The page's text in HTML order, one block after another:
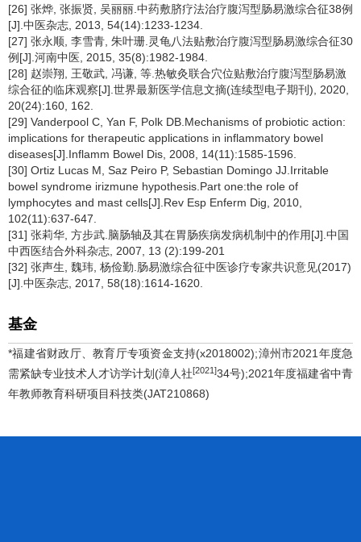
[26] 张烨, 张振贤, 吴丽丽.中药敷脐疗法治疗腹泻型肠易激综合征38例
[J].中医杂志, 2013, 54(14):1233-1234.
[27] 张永顺, 李雪青, 朱叶珊.灵龟八法贴敷治疗腹泻型肠易激综合征30
例[J].河南中医, 2015, 35(8):1982-1984.
[28] 赵崇翔, 王敬武, 冯谦, 等.热敏灸联合穴位贴敷治疗腹泻型肠易激
综合征的临床观察[J].世界最新医学信息文摘(连续型电子期刊), 2020,
20(24):160, 162.
[29] Vanderpool C, Yan F, Polk DB.Mechanisms of probiotic action:
implications for therapeutic applications in inflammatory bowel
diseases[J].Inflamm Bowel Dis, 2008, 14(11):1585-1596.
[30] Ortiz Lucas M, Saz Peiro P, Sebastian Domingo JJ.Irritable
bowel syndrome irizmune hypothesis.Part one:the role of
lymphocytes and mast cells[J].Rev Esp Enferm Dig, 2010,
102(11):637-647.
[31] 张莉华, 方步武.脑肠轴及其在胃肠疾病发病机制中的作用[J].中国
中西医结合外科杂志, 2007, 13 (2):199-201
[32] 张声生, 魏玮, 杨俭勤.肠易激综合征中医诊疗专家共识意见(2017)
[J].中医杂志, 2017, 58(18):1614-1620.
基金
*福建省财政厅、教育厅专项资金支持(x2018002);漳州市2021年度急
需紧缺专业技术人才访学计划(漳人社[2021]34号);2021年度福建省中青
年教师教育科研项目科技类(JAT210868)